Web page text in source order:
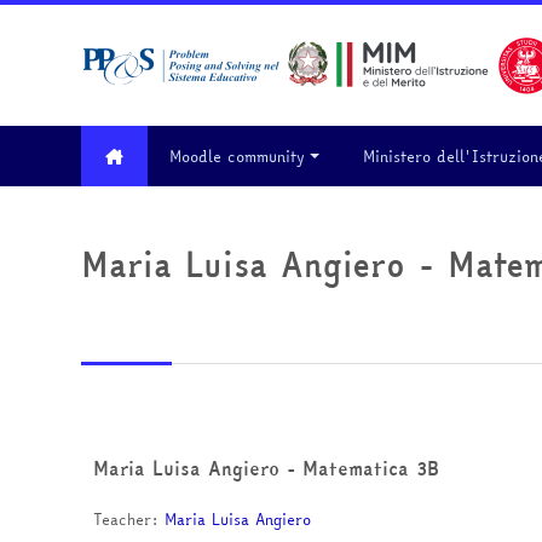
Moodle community Ministero
Maria Luisa Angiero -
Maria Luisa Angiero - Matematica 3B
Teacher: Maria Luisa Angiero